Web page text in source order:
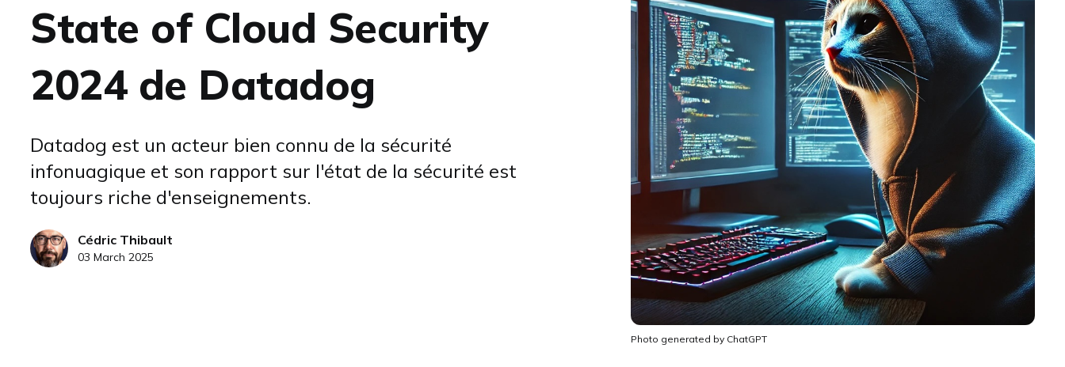
State of Cloud Security
2024 de Datadog
Datadog est un acteur bien connu de la sécurité
infonuagique et son rapport sur l'état de la sécurité est
toujours riche d'enseignements.
Cédric Thibault
03 March 2025
Photo generated by ChatGPT